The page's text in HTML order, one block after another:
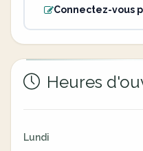
Connectez-vous
Heures
Lundi